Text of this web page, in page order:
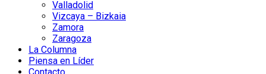
Valladolid
Vizcaya – Bizkaia
Zamora
Zaragoza
La Columna
Piensa en Líder